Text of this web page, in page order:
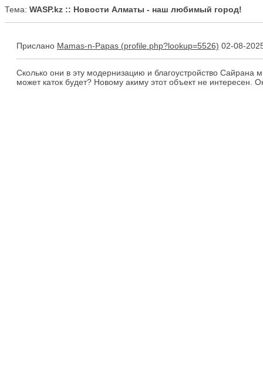
Тема: WASP.kz :: Новости Алматы - наш любимый город!
Прислано Mamas-n-Papas 02-08-
Сколько они в эту модернизацию и благоустройство Сайрана
может каток будет? Новому акиму этот объект не интересен.